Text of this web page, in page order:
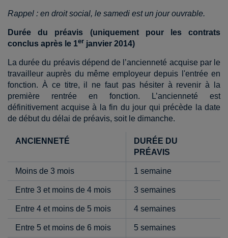
Rappel : en droit social, le samedi est un jour ouvrable.
Durée du préavis (uniquement pour les contrats
conclus après le 1er janvier 2014)
La durée du préavis dépend de l’ancienneté acquise par le
travailleur auprès du même employeur depuis l'entrée en
fonction. À ce titre, il ne faut pas hésiter à revenir à la
première rentrée en fonction.
L’ancienneté est
définitivement acquise à la fin du jour qui précède la date
de début du délai de préavis, soit le dimanche.
ANCIENNETÉ
DURÉE DU
PRÉAVIS
Moins de 3 mois 1 semaine
Entre 3 et moins de 4 mois 3 semaines
Entre 4 et moins de 5 mois 4 semaines
Entre 5 et moins de 6 mois 5 semaines